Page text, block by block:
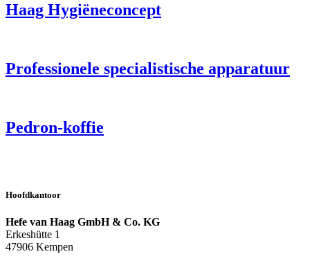
Haag Hygiëneconcept
Professionele specialistische apparatuur
Pedron-koffie
Hoofdkantoor
Hefe van Haag GmbH & Co. KG
Erkeshütte 1
47906 Kempen